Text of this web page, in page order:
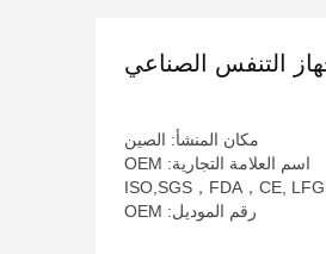
مكان المنشأ: الصين
اسم العلامة التجارية: OEM
رقم الموديل: OEM